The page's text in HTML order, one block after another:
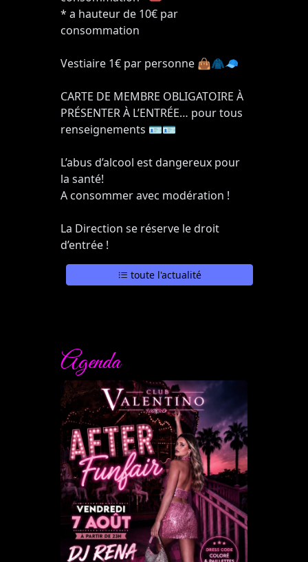
* a hauteur de 10€ par
consommation
Vestiaire 1€ par personne 👜🧥🧢
CARTE DE MEMBRE OBLIGATOIRE À
PRÉSENTER À L’ENTRÉE… pour tous
renseignements 🪪🪪
L’abus d’alcool est dangereux pour
la santé!
A consommer avec modération !
La Direction se réserve le droit
d’entrée !
toute l'actualité
Agenda